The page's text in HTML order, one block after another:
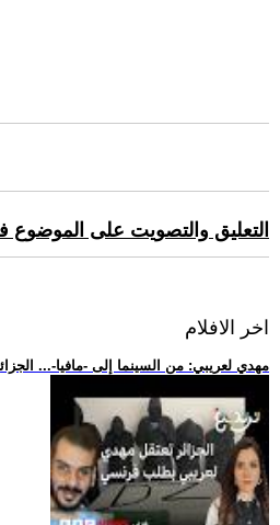
التعليق والتصويت على الموضوع
اخر الافلام
.. مهدي لعريبي: من السينما إلى -مافيا-...